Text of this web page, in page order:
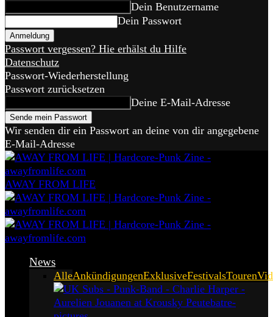
Dein Benutzername
Dein Passwort
Passwort vergessen? Hie erhälst du Hilfe
Datenschutz
Passwort-Wiederherstellung
Passwort zurücksetzen
Deine E-Mail-Adresse
Wir senden dir ein Passwort an deine von dir angegebene
E-Mail-Adresse
AWAY FROM LIFE
News
AlleAnkündigungenExklusiveFestivalsTouren